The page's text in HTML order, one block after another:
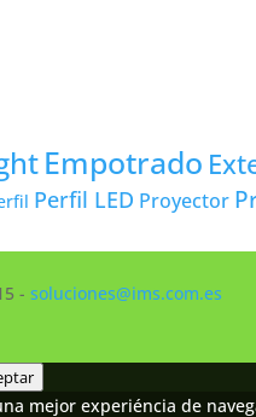
Empotrado
Perfil LED Proyector
-soluciones@ims.com.es
mejor experiéncia de